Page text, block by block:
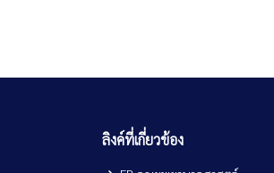
ลิงค์ที่เกี่ยวข้อง